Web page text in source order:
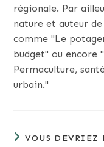
régionale. Par
nature et auteur
comme "Le
budget" ou encore
Permaculture,
urbain."
VOUS DEVRIEZ